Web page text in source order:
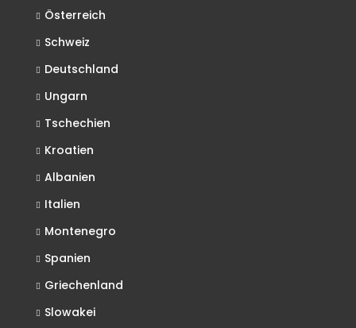
Österreich
Schweiz
Deutschland
Ungarn
Tschechien
Kroatien
Albanien
Italien
Montenegro
Spanien
Griechenland
Slowakei